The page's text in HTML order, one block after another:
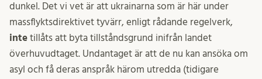
dunkel. Det vi vet är att ukrainarna som är här under
massflyktsdirektivet tyvärr, enligt rådande regelverk,
inte tillåts att byta tillståndsgrund inifrån landet
överhuvudtaget. Undantaget är att de nu kan ansöka om
asyl och få deras anspråk härom utredda (tidigare